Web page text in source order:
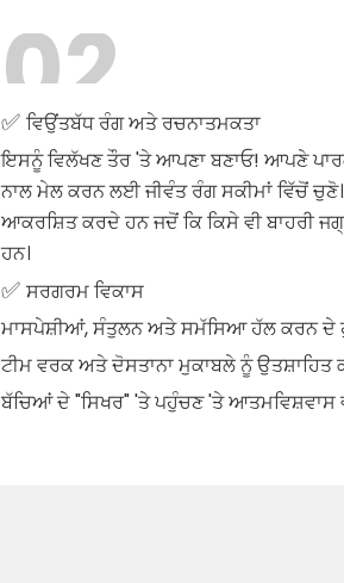
02
✅ ਵਿਉਂਤਬੱਧ ਰੰਗ ਅਤੇ ਰਚਨਾਤਮਕਤਾ
ਇਸਨੂੰ ਵਿਲੱਖਣ ਤੌਰ 'ਤੇ ਆਪਣਾ ਬਣਾਓ! ਆਪਣੇ
ਨਾਲ ਮੇਲ ਕਰਨ ਲਈ ਜੀਵੰਤ ਰੰਗ ਸਕੀਮਾਂ ਵਿੱਚੋਂ
ਆਕਰਸ਼ਿਤ ਕਰਦੇ ਹਨ ਜਦੋਂ ਕਿ ਕਿਸੇ ਵੀ ਬਾਹਰੀ
ਹਨ।
✅ ਸਰਗਰਮ ਵਿਕਾਸ
ਮਾਸਪੇਸ਼ੀਆਂ, ਸੰਤੁਲਨ ਅਤੇ ਸਮੱਸਿਆ ਹੱਲ ਕਰਨ ਦੇ
ਟੀਮ ਵਰਕ ਅਤੇ ਦੋਸਤਾਨਾ ਮੁਕਾਬਲੇ ਨੂੰ ਉਤਸ਼ਾਹਿਤ
ਬੱਚਿਆਂ ਦੇ "ਸਿਖਰ" 'ਤੇ ਪਹੁੰਚਣ 'ਤੇ ਆਤਮਵਿਸ਼ਵਾਸ